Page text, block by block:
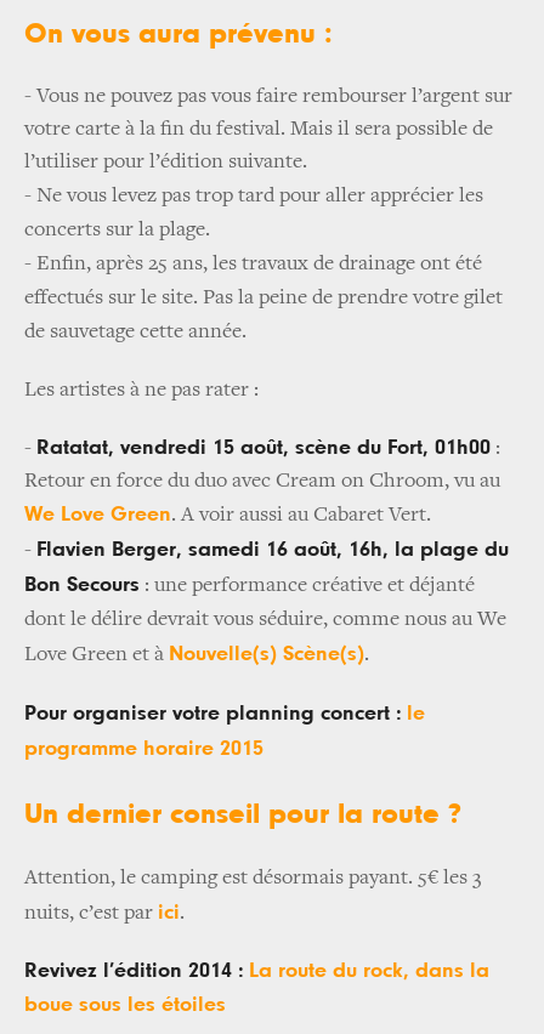
On vous aura prévenu :
- Vous ne pouvez pas vous faire rembourser l’argent sur
votre carte à la fin du festival. Mais il sera possible de
l’utiliser pour l’édition suivante.
- Ne vous levez pas trop tard pour aller apprécier les
concerts sur la plage.
- Enfin, après 25 ans, les travaux de drainage ont été
effectués sur le site. Pas la peine de prendre votre gilet
de sauvetage cette année.
Les artistes à ne pas rater :
- Ratatat, vendredi 15 août, scène du Fort, 01h00 :
Retour en force du duo avec Cream on Chroom, vu au
We Love Green. A voir aussi au Cabaret Vert.
- Flavien Berger, samedi 16 août, 16h, la plage du
Bon Secours : une performance créative et déjanté
dont le délire devrait vous séduire, comme nous au We
Love Green et à Nouvelle(s) Scène(s).
Pour organiser votre planning concert : le
programme horaire 2015
Un dernier conseil pour la route ?
Attention, le camping est désormais payant. 5€ les 3
nuits, c’est par ici.
Revivez l’édition 2014 : La route du rock, dans la
boue sous les étoiles